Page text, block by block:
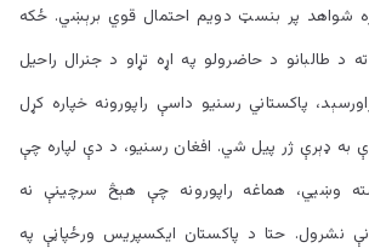
شواهد پر بنسټ دویم احتمال قوي برېښي. ځکه
د طالبانو د حاضرولو په اړه تړاو د جنرال راحیل
پاکستاني رسنیو داسې راپورونه خپاره کړل
ډېرې ژر پیل شي. افغان رسنیو، د دې لپاره چې
وښيي، هماغه راپورونه چې هېڅ سرچینې نه
نشرول. حتا د پاکستان ایکسپریس ورځپاڼې په